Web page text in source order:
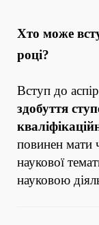
Хто може
році?
Вступ до
здобуття
повинен мати
наукової
науковою